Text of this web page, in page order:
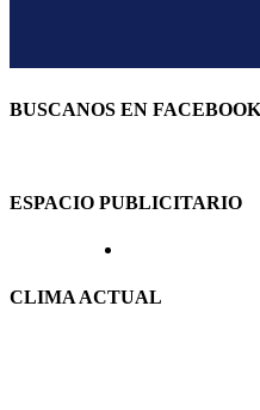
BUSCANOS EN FACEBOOK
ESPACIO PUBLICITARIO
CLIMA ACTUAL